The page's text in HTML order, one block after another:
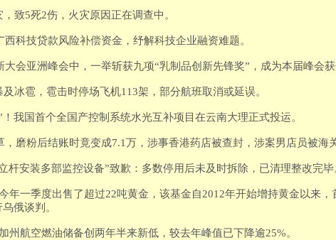
致5死2伤，火灾原因正在调查中。
科技贷款风险补偿资金，纾解科技企业融资难题。
大会亚洲峰会中，一举斩获九项“乳制品创新先锋奖”，成为本届峰会获
冰雹，雹击时停场飞机113架，部分航班取消或延误。
我国首个全国产控制系统水光互补项目在云南大理正式投运。
磨粉后结账时竟变成7.1万，涉事香港药店被查封，涉案男店员被海
杆安装多部监控设备”致歉：多数停用后未及时拆除，已清理整改完毕
年一季度出售了超过22吨黄金，该基金自2012年开始增持黄金以来，
俄谈判。
州航空燃油储备创两年半来新低，较去年峰值已下降逾25%。